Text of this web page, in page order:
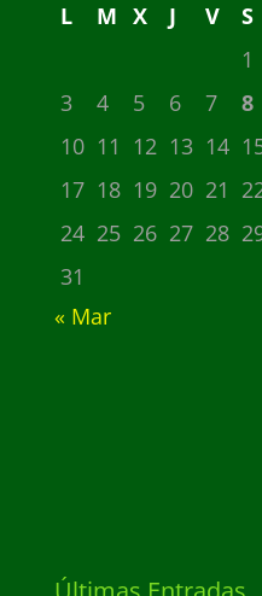
L M X J V S
1
3
4 5 6 7 8
10 11 12 13 14
17 18 19 20 21
24 25 26 27 28
31
« Mar